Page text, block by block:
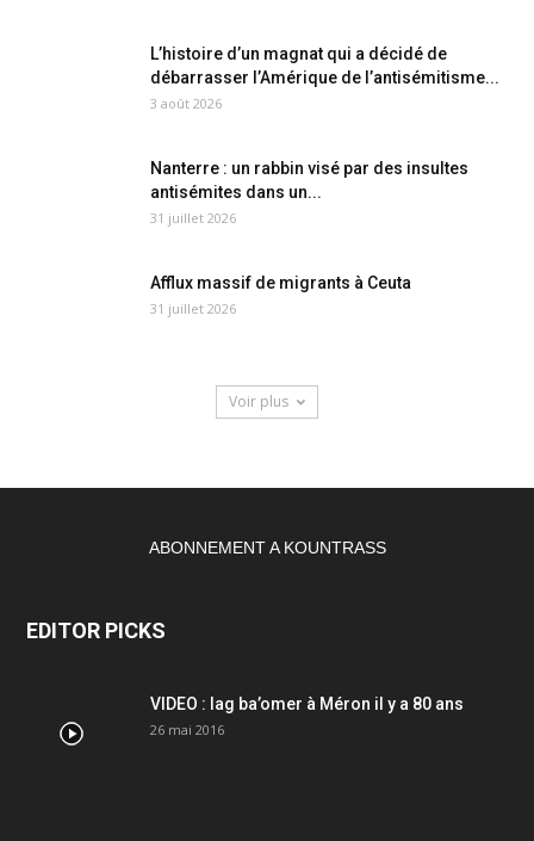
L’histoire d’un magnat qui a décidé de
débarrasser l’Amérique de l’antisémitisme...
3 août 2026
Nanterre : un rabbin visé par des insultes
antisémites dans un...
31 juillet 2026
Afflux massif de migrants à Ceuta
31 juillet 2026
Voir plus
ABONNEMENT A KOUNTRASS
EDITOR PICKS
VIDEO : lag ba’omer à Méron il y a 80 ans
26 mai 2016